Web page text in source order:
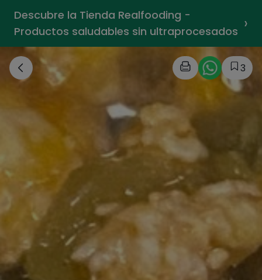
Descubre la Tienda Realfooding -
Productos saludables sin ultraprocesados ›
3